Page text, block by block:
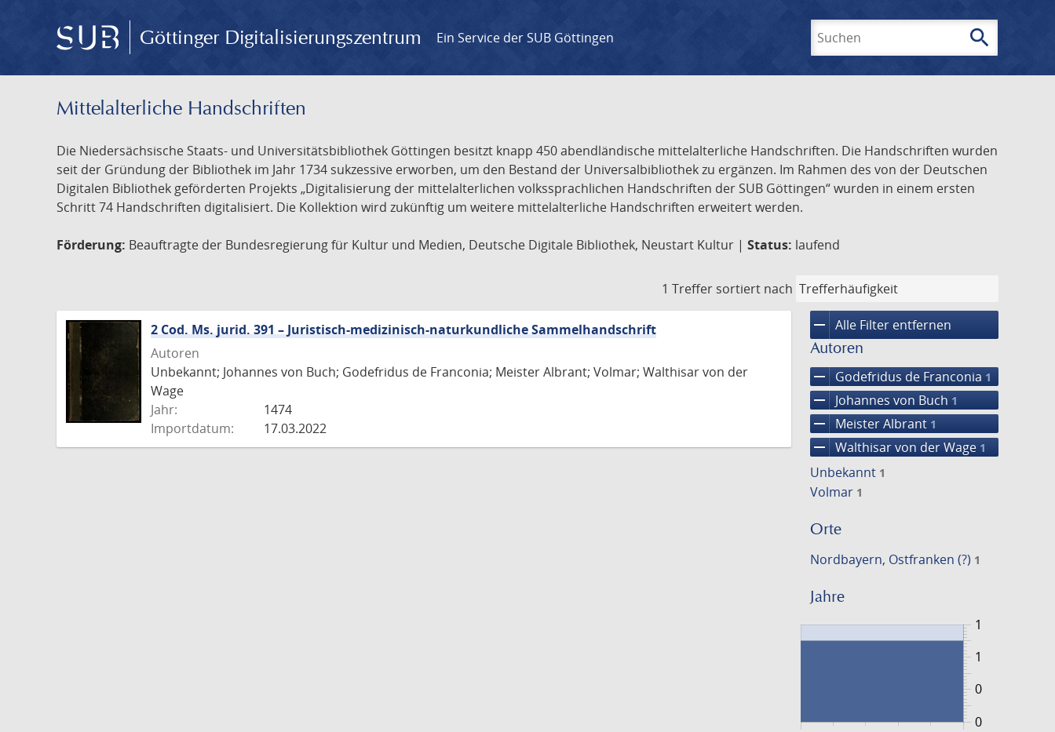
Göttinger Digitalisierungszentrum Ein Service der SUB Göttingen search
Mittelalterliche Handschriften
Die Niedersächsische Staats- und Universitätsbibliothek Göttingen besitzt knapp 450 abendländische mittelalterliche Handschriften. Die Handschriften wurden
seit der Gründung der Bibliothek im Jahr 1734 sukzessive erworben, um den Bestand der Universalbibliothek zu ergänzen. Im Rahmen des von der Deutschen
Digitalen Bibliothek geförderten Projekts „Digitalisierung der mittelalterlichen volkssprachlichen Handschriften der SUB Göttingen“ wurden in einem ersten
Schritt 74 Handschriften digitalisiert. Die Kollektion wird zukünftig um weitere mittelalterliche Handschriften erweitert werden.
Förderung: Beauftragte der Bundesregierung für Kultur und Medien, Deutsche Digitale Bibliothek, Neustart Kultur | Status: laufend
1 Treffer sortiert nach
remove Alle Filter entfernen
Autoren
remove Godefridus de Franconia 1
remove Johannes von Buch 1
remove Meister Albrant 1
remove Walthisar von der Wage 1
Unbekannt 1
Volmar 1
Orte
Nordbayern, Ostfranken (?) 1
Jahre
0
1
0
1
2 Cod. Ms. jurid. 391 – Juristisch-medizinisch-naturkundliche Sammelhandschrift
Autoren
Unbekannt; Johannes von Buch; Godefridus de Franconia; Meister Albrant; Volmar; Walthisar von der
Wage
Jahr:
1474
Importdatum:
17.03.2022